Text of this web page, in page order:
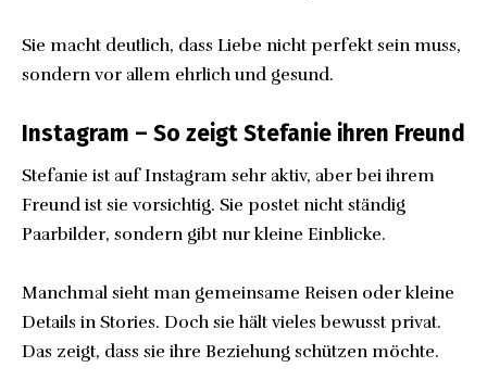
Sie macht deutlich, dass Liebe nicht perfekt sein muss,
sondern vor allem ehrlich und gesund.
Instagram – So zeigt Stefanie ihren Freund
Stefanie ist auf Instagram sehr aktiv, aber bei ihrem
Freund ist sie vorsichtig. Sie postet nicht ständig
Paarbilder, sondern gibt nur kleine Einblicke.
Manchmal sieht man gemeinsame Reisen oder kleine
Details in Stories. Doch sie hält vieles bewusst privat.
Das zeigt, dass sie ihre Beziehung schützen möchte.